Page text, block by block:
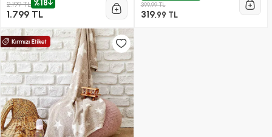
2.199 TL %18
1.799 TL
399,99 TL
319,99 TL